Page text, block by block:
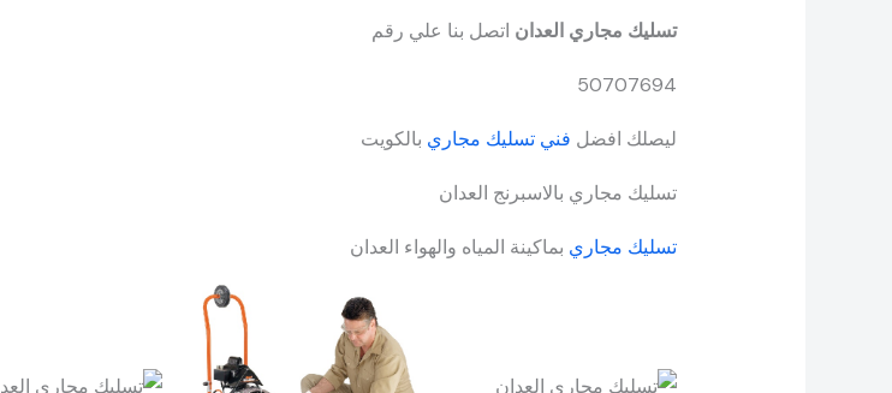
تسليك مجاري العدان اتصل بنا علي رقم
50707694
ليصلك افضل فني تسليك مجاري بالكويت
تسليك مجاري بالاسبرنج العدان
تسليك مجاري بماكينة المياه والهواء العدان